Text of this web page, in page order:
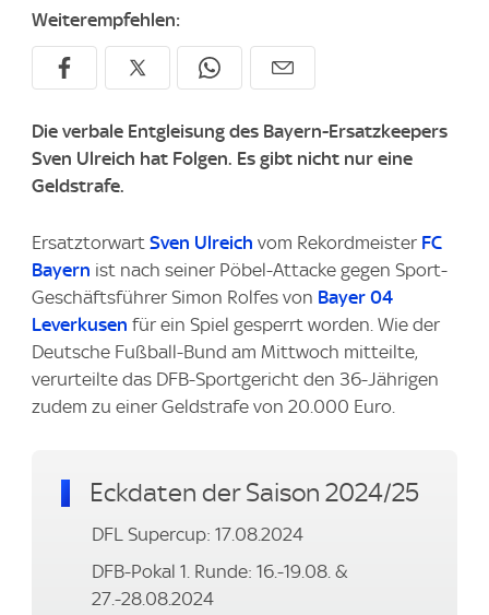
Weiterempfehlen:
Die verbale Entgleisung des Bayern-Ersatzkeepers
Sven Ulreich hat Folgen. Es gibt nicht nur eine
Geldstrafe.
Ersatztorwart Sven Ulreich vom Rekordmeister FC
Bayern ist nach seiner Pöbel-Attacke gegen Sport-
Geschäftsführer Simon Rolfes von Bayer 04
Leverkusen für ein Spiel gesperrt worden. Wie der
Deutsche Fußball-Bund am Mittwoch mitteilte,
verurteilte das DFB-Sportgericht den 36-Jährigen
zudem zu einer Geldstrafe von 20.000 Euro.
Eckdaten der Saison 2024/25
DFL Supercup: 17.08.2024
DFB-Pokal 1. Runde: 16.-19.08. &
27.-28.08.2024